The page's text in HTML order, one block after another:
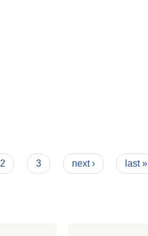
2 3 next › last »